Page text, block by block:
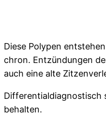
Diese Polypen
chron. Entzündungen
auch eine alte
Differentialdiagnostisch
behalten.